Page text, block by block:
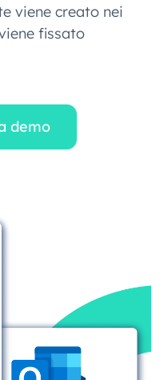
viene creato nei
fissato
demo